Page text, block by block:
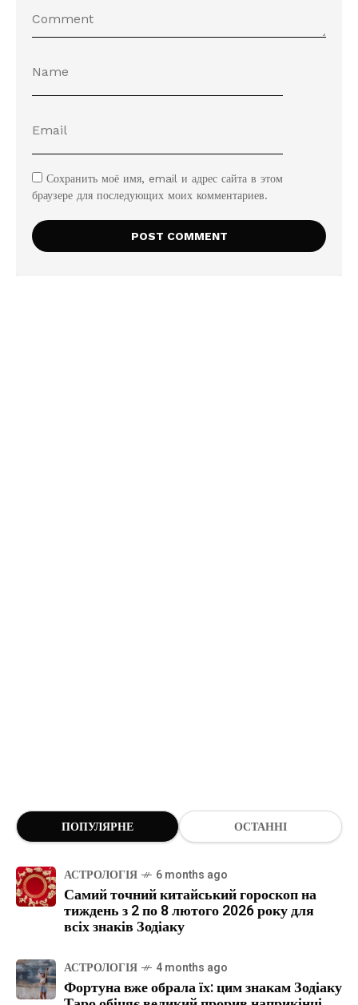
Сохранить моё имя, email и адрес сайта в этом
браузере для последующих моих комментариев.
ПОПУЛЯРНЕ ОСТАННІ
АСТРОЛОГІЯ 6 months ago
Самий точний китайський гороскоп на
тиждень з 2 по 8 лютого 2026 року для
всіх знаків Зодіаку
АСТРОЛОГІЯ 4 months ago
Фортуна вже обрала їх: цим знакам Зодіаку